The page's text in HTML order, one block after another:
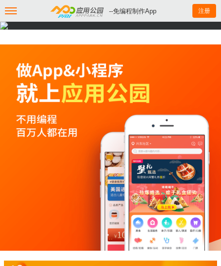
--免编程制作App 注册